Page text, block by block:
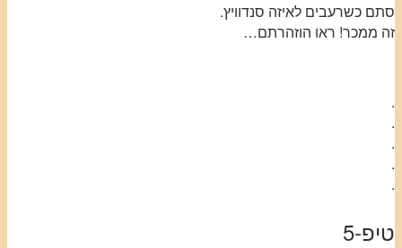
סתם כשרעבים לאיזה סנדוויץ.
זה ממכר! ראו הוזהרתם…
.
.
.
.
.
טיפ-5